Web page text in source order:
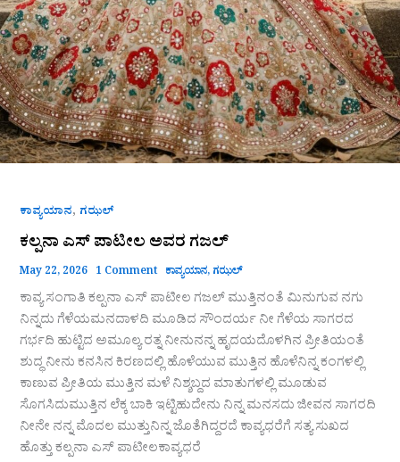
ಕಾವ್ಯಯಾನ, ಗಝಲ್
ಕಲ್ಪನಾ ಎಸ್ ಪಾಟೀಲ ಅವರ ಗಜಲ್
May 22, 2026 1 Comment ಕಾವ್ಯಯಾನ, ಗಝಲ್
ಕಾವ್ಯ ಸಂಗಾತಿ ಕಲ್ಪನಾ ಎಸ್ ಪಾಟೀಲ ಗಜಲ್ ಮುತ್ತಿನಂತೆ ಮಿನುಗುವ ನಗು
ನಿನ್ನದು ಗೆಳೆಯಮನದಾಳದಿ ಮೂಡಿದ ಸೌಂದರ್ಯ ನೀ ಗೆಳೆಯ ಸಾಗರದ
ಗರ್ಭದಿ ಹುಟ್ಟಿದ ಅಮೂಲ್ಯ ರತ್ನ ನೀನುನನ್ನ ಹೃದಯದೊಳಗಿನ ಪ್ರೀತಿಯಂತೆ
ಶುದ್ಧ ನೀನು ಕನಸಿನ ಕಿರಣದಲ್ಲಿ ಹೊಳೆಯುವ ಮುತ್ತಿನ ಹೊಳೆನಿನ್ನ ಕಂಗಳಲ್ಲಿ
ಕಾಣುವ ಪ್ರೀತಿಯ ಮುತ್ತಿನ ಮಳೆ ನಿಶ್ಶಬ್ದದ ಮಾತುಗಳಲ್ಲಿ ಮೂಡುವ
ಸೊಗಸಿದುಮುತ್ತಿನ ಲೆಕ್ಕ ಬಾಕಿ ಇಟ್ಟಿಹುದೇನು ನಿನ್ನ ಮನಸದು ಜೀವನ ಸಾಗರದಿ
ನೀನೇ ನನ್ನ ಮೊದಲ ಮುತ್ತುನಿನ್ನ ಜೊತೆಗಿದ್ದರದೆ ಕಾವ್ಯಧರೆಗೆ ಸತ್ಯ ಸುಖದ
ಹೊತ್ತು ಕಲ್ಪನಾ ಎಸ್ ಪಾಟೀಲಕಾವ್ಯಧರೆ